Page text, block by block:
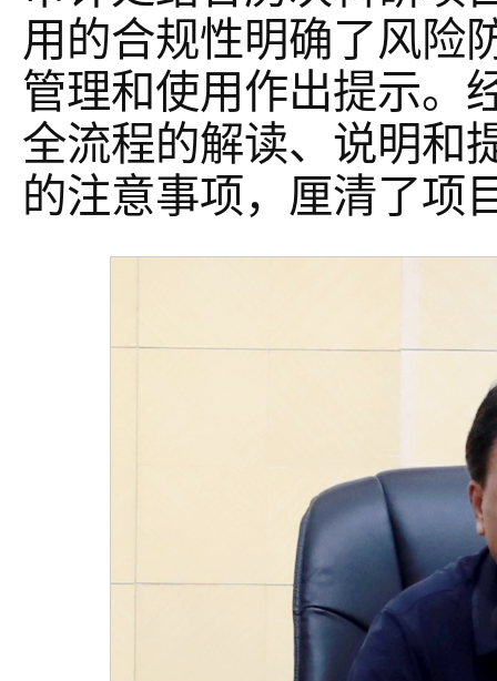
用的合规性明确了风险
管理和使用作出提示。
全流程的解读、说明和
的注意事项，厘清了项